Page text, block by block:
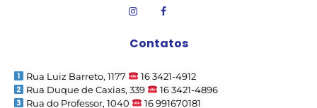
Contatos
Rua Luiz Barreto, 1177
16 3421-4912
Rua Duque de Caxias, 339
16 3421-4896
Rua do Professor, 1040
16 991670181